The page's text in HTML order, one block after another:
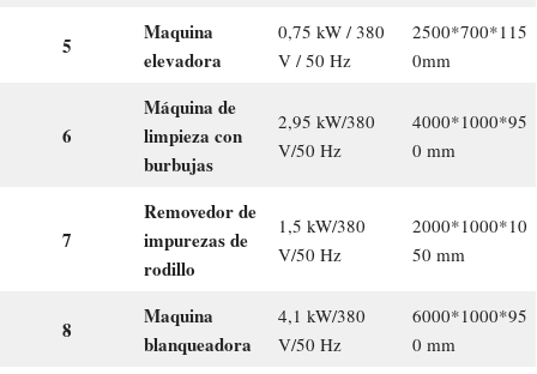
5
Maquina
elevadora
0,75 kW / 380
V / 50 Hz
2500*700*115
0mm
6
Máquina de
limpieza con
burbujas
2,95 kW/380
V/50 Hz
4000*1000*95
0 mm
7
Removedor de
impurezas de
rodillo
1,5 kW/380
V/50 Hz
2000*1000*10
50 mm
8
Maquina
blanqueadora
4,1 kW/380
V/50 Hz
6000*1000*95
0 mm